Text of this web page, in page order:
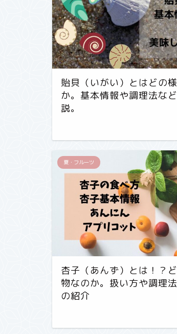
貽貝（いがい）とはどの
か。基本情報や調理法な
説。
夏・フルーツ
杏子（あんず）とは！？
物なのか。扱い方や調理
の紹介